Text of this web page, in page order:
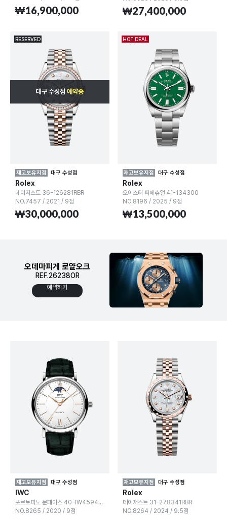
₩16,900,000 ₩27,400,000
RESERVED
대구 수성점 예약중
재고보유지점 대구 수성점
Rolex
데이저스트 36-126281RBR
NO.7457 / 2021 / 9점
₩30,000,000
HOT DEAL
재고보유지점 대구 수성점
Rolex
오이스터 퍼페츄얼 41-134300
NO.8196 / 2025 / 9점
₩13,500,000
오데마피게 로얄오크
REF.26238OR
예약하기
재고보유지점 대구 수성점
IWC
포르토피노 문페이즈 40-IW459401
NO.8265 / 2020 / 9점
재고보유지점 대구 수성점
Rolex
데이저스트 31-278341RBR
NO.8264 / 2024 / 9.5점